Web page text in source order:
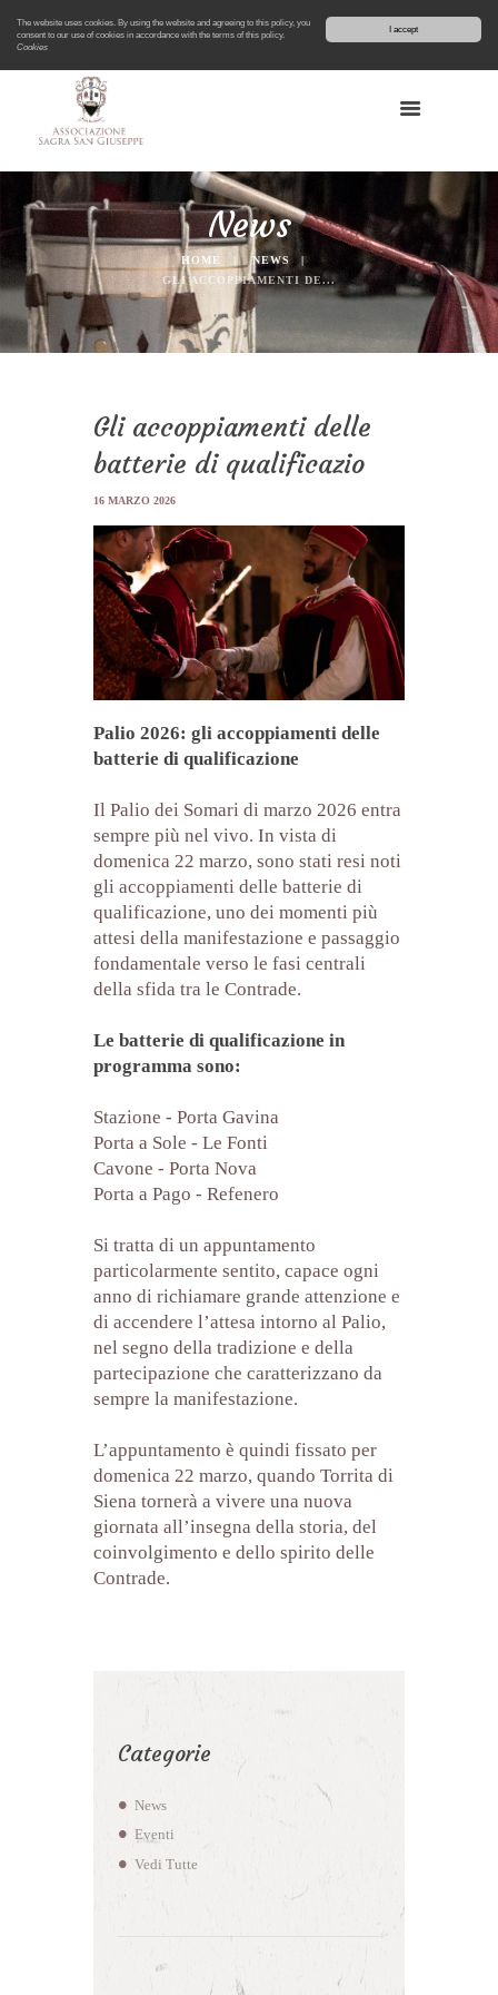
I accept
The website uses cookies. By using the website and agreeing to this policy, you
consent to our use of cookies in accordance with the terms of this policy.
Cookies
News
HOME
NEWS
GLI ACCOPPIAMENTI DE...
Gli accoppiamenti delle
batterie di qualificazio
16 MARZO 2026
Palio 2026: gli accoppiamenti delle
batterie di qualificazione
Il Palio dei Somari di marzo 2026 entra
sempre più nel vivo. In vista di
domenica 22 marzo, sono stati resi noti
gli accoppiamenti delle batterie di
qualificazione, uno dei momenti più
attesi della manifestazione e passaggio
fondamentale verso le fasi centrali
della sfida tra le Contrade.
Le batterie di qualificazione in
programma sono:
Stazione - Porta Gavina
Porta a Sole - Le Fonti
Cavone - Porta Nova
Porta a Pago - Refenero
Si tratta di un appuntamento
particolarmente sentito, capace ogni
anno di richiamare grande attenzione e
di accendere l’attesa intorno al Palio,
nel segno della tradizione e della
partecipazione che caratterizzano da
sempre la manifestazione.
L’appuntamento è quindi fissato per
domenica 22 marzo, quando Torrita di
Siena tornerà a vivere una nuova
giornata all’insegna della storia, del
coinvolgimento e dello spirito delle
Contrade.
Categorie
News
Eventi
Vedi Tutte